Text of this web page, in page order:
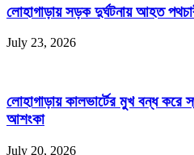
লোহাগাড়ায় সড়ক দুর্ঘটনায় আহত
July 23, 2026
লোহাগাড়ায় কালভার্টের মুখ বন্ধ করে
আশংকা
July 20, 2026